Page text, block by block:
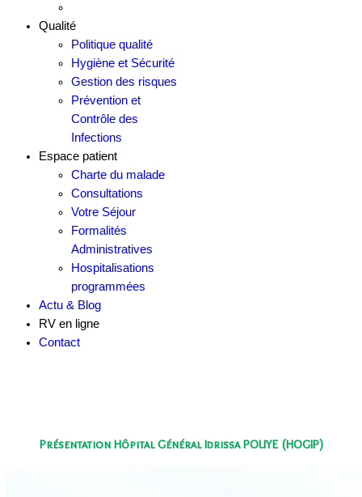
Qualité
Politique qualité
Hygiène et Sécurité
Gestion des risques
Prévention et
Contrôle des
Infections
Espace patient
Charte du malade
Consultations
Votre Séjour
Formalités
Administratives
Hospitalisations
programmées
Actu & Blog
RV en ligne
Contact
Présentation Hôpital Général Idrissa POUYE (HOGIP)